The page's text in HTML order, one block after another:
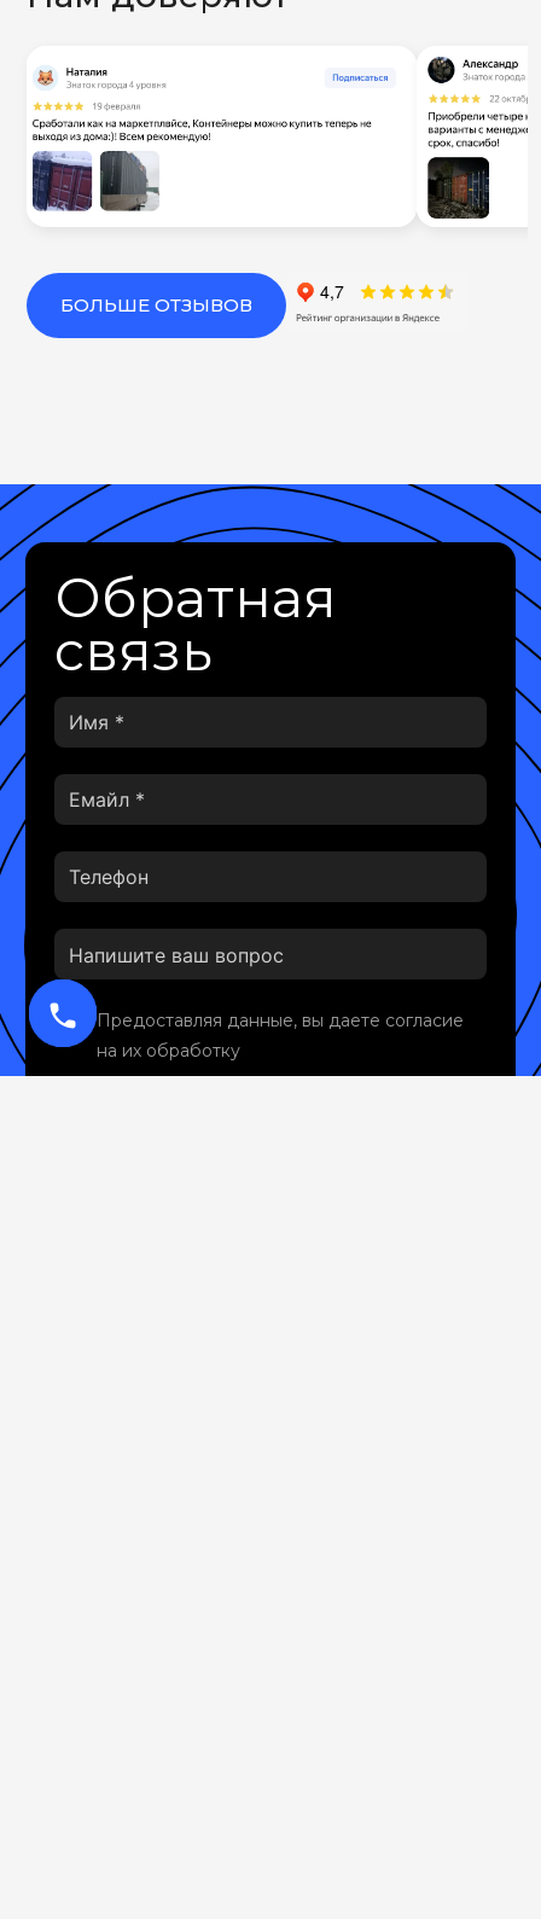
БОЛЬШЕ ОТЗЫВОВ
phone
Обратная
связь
Предоставляя данные, вы даете согласие
на их обработку